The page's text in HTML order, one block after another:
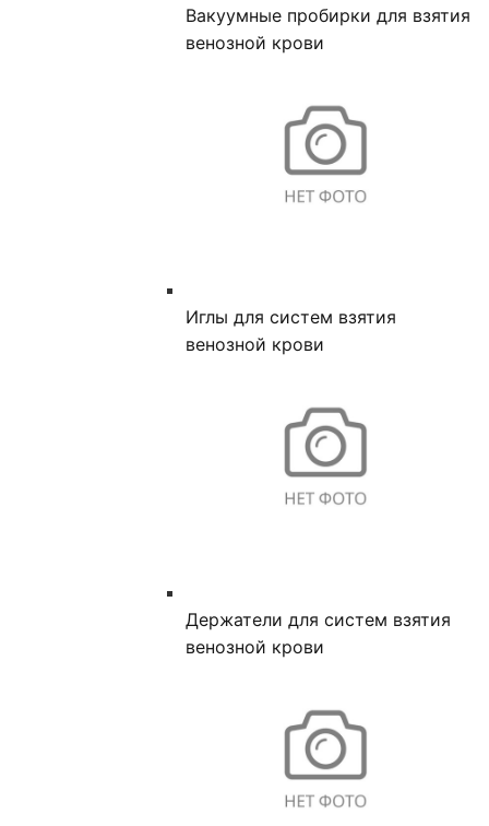
Вакуумные пробирки для взятия
венозной крови
Иглы для систем взятия
венозной крови
Держатели для систем взятия
венозной крови